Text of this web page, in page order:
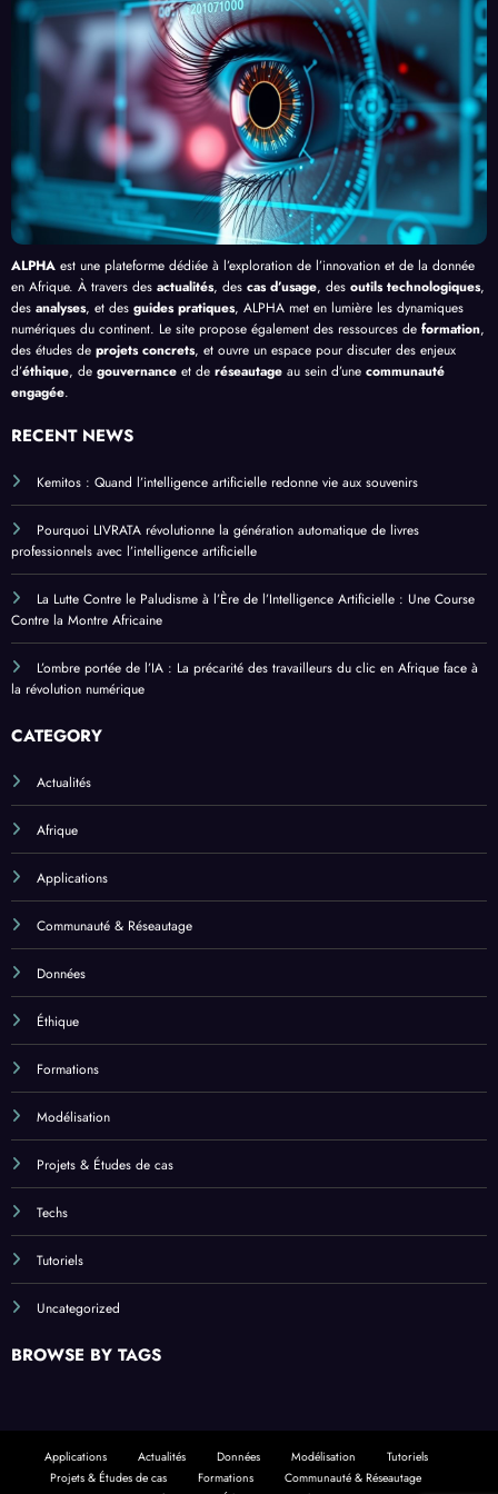
Clic »
en
Afriq
e le
Palud
isme
en
Afriq
ue
, au-
delà
de
Bang
ui
cacit
é de
l’IA
ALPHA est une plateforme dédiée à l’exploration de l’innovation et de la donnée
en Afrique. À travers des actualités, des cas d’usage, des outils technologiques,
des analyses, et des guides pratiques, ALPHA met en lumière les dynamiques
numériques du continent. Le site propose également des ressources de formation,
des études de projets concrets, et ouvre un espace pour discuter des enjeux
d’éthique, de gouvernance et de réseautage au sein d’une communauté
engagée.
RECENT NEWS
Kemitos : Quand l’intelligence artificielle redonne vie aux souvenirs
Pourquoi LIVRATA révolutionne la génération automatique de livres
professionnels avec l’intelligence artificielle
La Lutte Contre le Paludisme à l’Ère de l’Intelligence Artificielle : Une Course
Contre la Montre Africaine
L’ombre portée de l’IA : La précarité des travailleurs du clic en Afrique face à
la révolution numérique
CATEGORY
Actualités
Afrique
Applications
Communauté & Réseautage
Données
Éthique
Formations
Modélisation
Projets & Études de cas
Techs
Tutoriels
Uncategorized
BROWSE BY TAGS
Applications Actualités Données Modélisation
Tutoriels
Projets & Études de cas
Formations
Communauté & Réseautage